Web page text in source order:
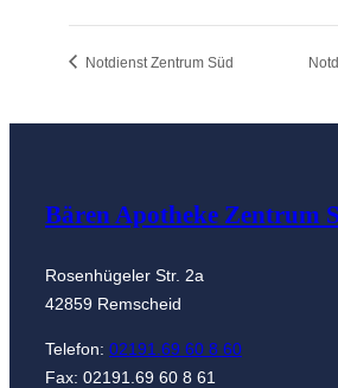
Notdienst Zentrum Süd
Bären Apotheke Zentrum
Rosenhügeler Str. 2a
42859 Remscheid
Telefon: 02191.69 60 8 60
Fax: 02191.69 60 8 61